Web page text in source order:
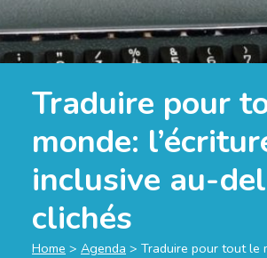
Traduire pour
monde:
inclusive au-
clichés
Home > Agenda > Traduire pour tout le